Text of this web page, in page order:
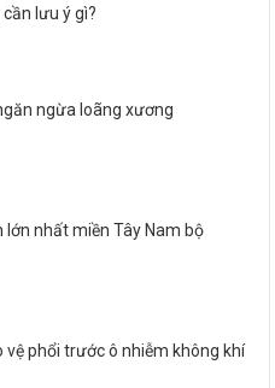
lưu ý gì?
ngừa loãng xương
lớn nhất miền Tây Nam bộ
vệ phổi trước ô nhiễm không khí